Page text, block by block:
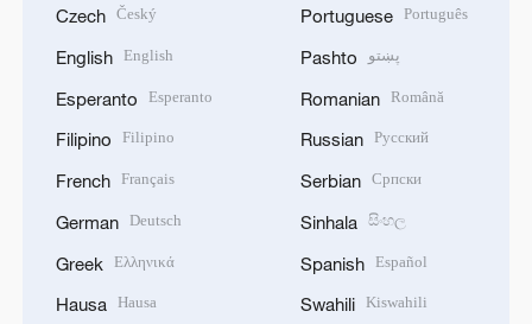
Czech Český
English English
Esperanto Esperanto
Filipino Filipino
French Français
German Deutsch
Greek Ελληνικά
Hausa Hausa
Portuguese Português
Pashto پښتو
Romanian Română
Russian Русский
Serbian Српски
Sinhala සිංහල
Spanish Español
Swahili Kiswahili